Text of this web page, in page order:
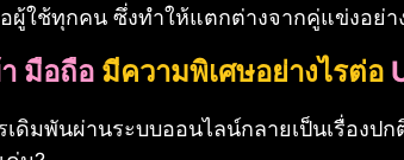
ใช้ทุกคน ซึ่งทำให้แตกต่างจากคู่แข่งอย่า
มือถือ มีความพิเศษอย่างไรต่อ
ดิมพันผ่านระบบออนไลน์กลายเป็นเรื่องปก